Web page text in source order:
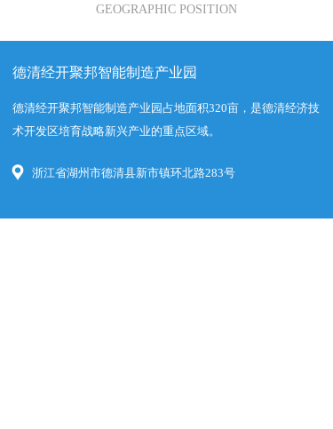
GEOGRAPHIC POSITION
德清经开聚邦智能制造产业园
德清经开聚邦智能制造产业园占地面积320亩，是德清经济技
术开发区培育战略新兴产业的重点区域。
浙江省湖州市德清县新市镇环北路283号